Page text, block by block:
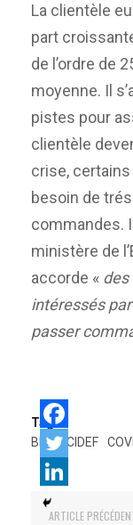
La clientèle
part
de l’ordre de
moyenne. Il
pistes pour
clientèle
crise,
besoin de
commandes.
ministère de
accorde « des
intéressés
passer
Tags:
BITD
CIDEF
ARTICLE